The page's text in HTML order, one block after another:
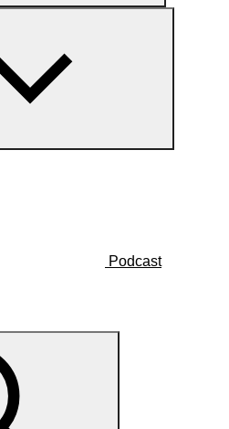
Podcast